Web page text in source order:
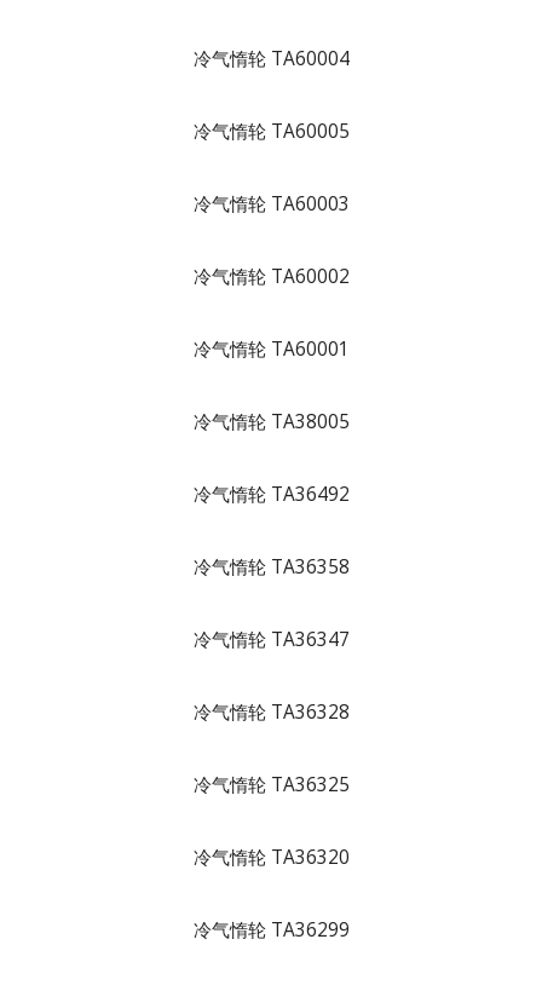
冷气惰轮 TA60004
冷气惰轮 TA60005
冷气惰轮 TA60003
冷气惰轮 TA60002
冷气惰轮 TA60001
冷气惰轮 TA38005
冷气惰轮 TA36492
冷气惰轮 TA36358
冷气惰轮 TA36347
冷气惰轮 TA36328
冷气惰轮 TA36325
冷气惰轮 TA36320
冷气惰轮 TA36299